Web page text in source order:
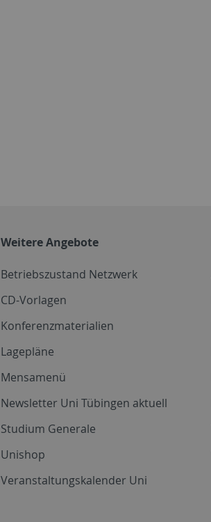
Weitere Angebote
Betriebszustand Netzwerk
CD-Vorlagen
Konferenzmaterialien
Lagepläne
Mensamenü
Newsletter Uni Tübingen aktuell
Studium Generale
Unishop
Veranstaltungskalender Uni